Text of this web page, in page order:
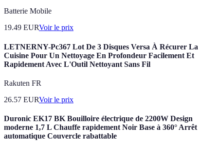
Batterie Mobile
19.49 EURVoir le prix
LETNERNY-Pc367 Lot De 3 Disques Versa À Récurer La
Cuisine Pour Un Nettoyage En Profondeur Facilement Et
Rapidement Avec L'Outil Nettoyant Sans Fil
Rakuten FR
26.57 EURVoir le prix
Duronic EK17 BK Bouilloire électrique de 2200W Design
moderne 1,7 L Chauffe rapidement Noir Base à 360° Arrêt
automatique Couvercle rabattable